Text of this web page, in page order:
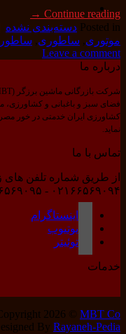
Continue reading
→
Posted in دسته‌بندی نشده
موتوری, ساطوری,
Leave a comment
درباره ما
فضای سبز و باغبانی و کشاورزی،
کشاورزی ایران خدمتی در خور
نماید.
تماس با ما
از طریق شماره تلفن های
۰۲۱۶۶۵۶۹۰۹۴ - ۰۲۱۶۶۵۶۹۰۹۵ - ۰۲۱۶۶۵۶۹۰۹۶
اینستاگرام
یوتیوب
توئیتر
خدمات
2026 © MBT Co
By Rayaneh-Pedia